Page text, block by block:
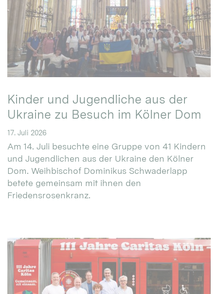
Kinder und Jugendliche aus der
Ukraine zu Besuch im Kölner Dom
17. Juli 2026
Am 14. Juli besuchte eine Gruppe von 41 Kindern
und Jugendlichen aus der Ukraine den Kölner
Dom. Weihbischof Dominikus Schwaderlapp
betete gemeinsam mit ihnen den
Friedensrosenkranz.